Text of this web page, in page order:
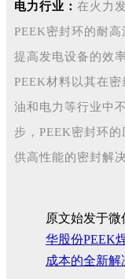
电力行业： 在火力
PEEK密封环的耐
提高发电设备的效
PEEK材料以其在
油和电力等行业中
步，PEEK密封环
供高性能的密封解
原文始发于微
华股份PEEK
成本的全新解